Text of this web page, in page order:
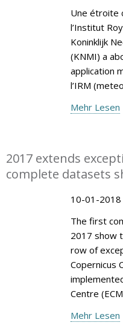
Une étroite
l’Institut
Koninklijk
(KNMI) a
application
l’IRM
Mehr Lesen
2017 extends
complete datasets
10-01-2018
The first
2017 show
row of
Copernicus
Centre
Mehr Lesen